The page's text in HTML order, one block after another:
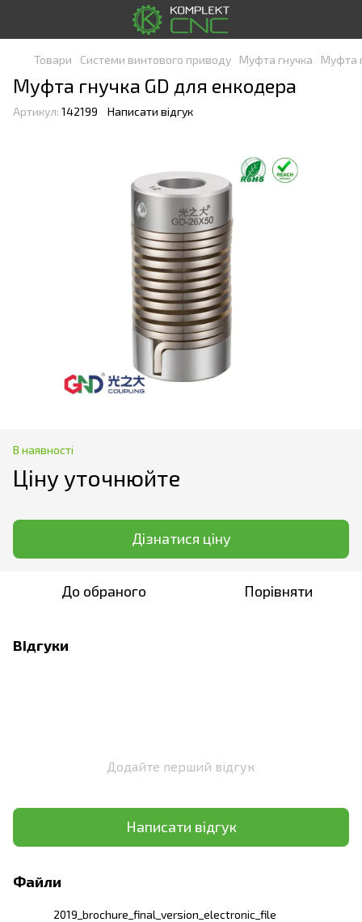
Товари Системи винтового приводу Муфта гнучка Муфта
Муфта гнучка GD для енкодера
Артикул: 142199 Написати відгук
В наявності
Ціну уточнюйте
Дізнатися ціну
До обраного Порівняти
Відгуки
Додайте перший відгук
Написати відгук
Файли
2019_brochure_final_version_electronic_file